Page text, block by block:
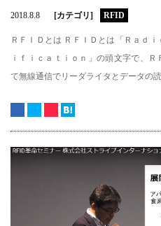
2018.8.8 [カテゴリ] RFID
ＲＦＩＤとは ＲＦＩＤとは「Ｒａｄ
ｉｆｉｃａｔｉｏｎ」の頭文字で、
て無線通信でリーダライタとデータの